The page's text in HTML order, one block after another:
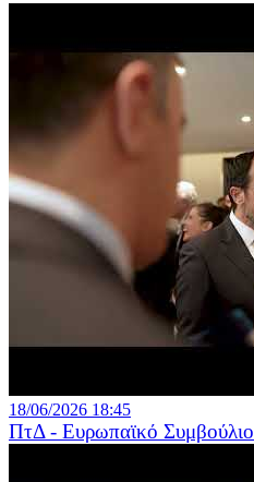
18/06/2026 18:45
ΠτΔ - Ευρωπαϊκό Συμβούλιο